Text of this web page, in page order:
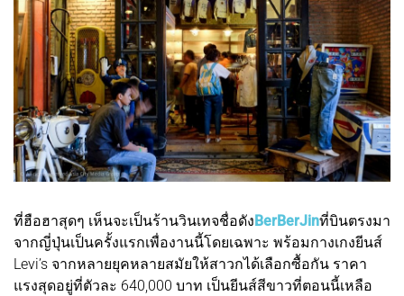
ที่ฮือฮาสุดๆ เห็นจะเป็นร้านวินเทจชื่อดัง BerBerJinที่บินตรงมา
จากญี่ปุ่นเป็นครั้งแรกเพื่องานนี้โดยเฉพาะ พร้อมกางเกงยีนส์
Levi’s จากหลายยุคหลายสมัยให้สาวกได้เลือกซื้อกัน ราคา
แรงสุดอยู่ที่ตัวละ 640,000 บาท เป็นยีนส์สีขาวที่ตอนนี้เหลือ